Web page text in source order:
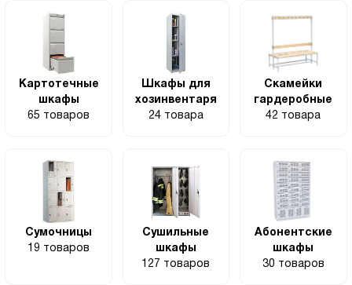
Картотечные
шкафы
65 товаров
Шкафы для
хозинвентаря
24 товара
Скамейки
гардеробные
42 товара
Сумочницы
19 товаров
Сушильные
шкафы
127 товаров
Абонентские
шкафы
30 товаров